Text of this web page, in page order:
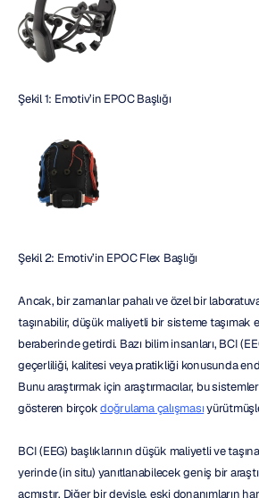
Şekil 1: Emotiv’in EPOC Başlığı
Şekil 2: Emotiv’in EPOC Flex Başlığı
Ancak, bir zamanlar pahalı ve özel bir
taşınabilir, düşük maliyetli bir sisteme taşımak
beraberinde getirdi. Bazı bilim insanları, BCI
geçerliliği, kalitesi veya pratikliği konusunda
Bunu araştırmak için araştırmacılar, bu
gösteren birçok doğrulama çalışması
BCI (EEG) başlıklarının düşük maliyetli ve
yerinde (in situ) yanıtlanabilecek geniş bir
açmıştır. Diğer bir deyişle, eski donanımların